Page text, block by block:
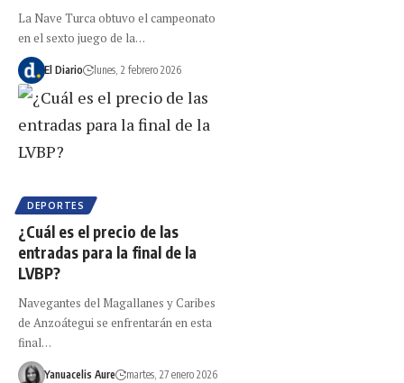
La Nave Turca obtuvo el campeonato
en el sexto juego de la…
El Diario lunes, 2 febrero 2026
DEPORTES
¿Cuál es el precio de las
entradas para la final de la
LVBP?
Navegantes del Magallanes y Caribes
de Anzoátegui se enfrentarán en esta
final…
Yanuacelis Aure martes, 27 enero 2026